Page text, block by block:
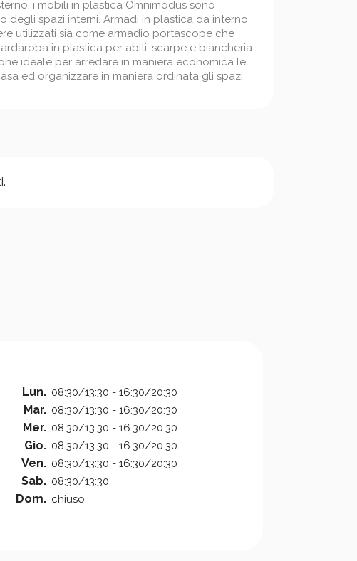
i mobili in plastica Omnimodus sono
degli spazi interni. Armadi in plastica da interno
utilizzati sia come armadio portascope che
in plastica per abiti, scarpe e biancheria
ideale per arredare in maniera economica le
ed organizzare in maniera ordinata gli spazi.
Lun. 08:30/13:30 - 16:30/20:30
Mar. 08:30/13:30 - 16:30/20:30
Mer. 08:30/13:30 - 16:30/20:30
Gio. 08:30/13:30 - 16:30/20:30
Ven. 08:30/13:30 - 16:30/20:30
Sab. 08:30/13:30
Dom. chiuso